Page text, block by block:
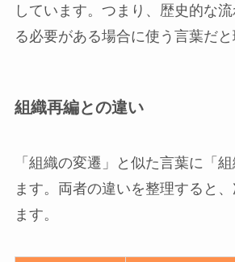
しています。つまり、歴史的な
る必要がある場合に使う言葉だと
組織再編との違い
「組織の変遷」と似た言葉に「
ます。両者の違いを整理すると
ます。